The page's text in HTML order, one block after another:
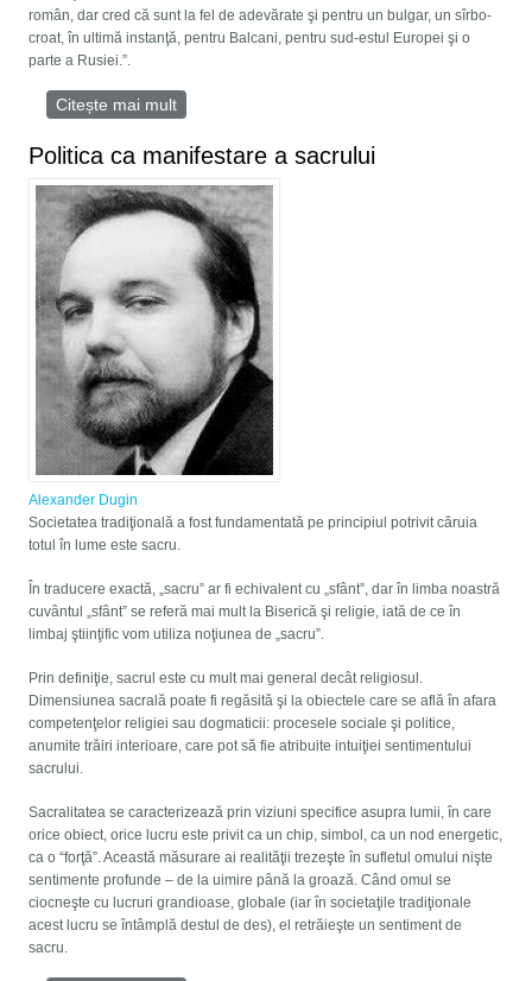
român, dar cred că sunt la fel de adevărate şi pentru un bulgar, un sîrbo-
croat, în ultimă instanţă, pentru Balcani, pentru sud-estul Europei şi o
parte a Rusiei.”.
Citește mai mult
Politica ca manifestare a sacrului
Alexander Dugin
Societatea tradiţională a fost fundamentată pe principiul potrivit căruia
totul în lume este sacru.
În traducere exactă, „sacru” ar fi echivalent cu „sfânt”, dar în limba noastră
cuvântul „sfânt” se referă mai mult la Biserică şi religie, iată de ce în
limbaj ştiinţific vom utiliza noţiunea de „sacru”.
Prin definiţie, sacrul este cu mult mai general decât religiosul.
Dimensiunea sacrală poate fi regăsită şi la obiectele care se află în afara
competenţelor religiei sau dogmaticii: procesele sociale şi politice,
anumite trăiri interioare, care pot să fie atribuite intuiţiei sentimentului
sacrului.
Sacralitatea se caracterizează prin viziuni specifice asupra lumii, în care
orice obiect, orice lucru este privit ca un chip, simbol, ca un nod energetic,
ca o “forţă”. Această măsurare ai realităţii trezeşte în sufletul omului nişte
sentimente profunde – de la uimire până la groază. Când omul se
ciocneşte cu lucruri grandioase, globale (iar în societaţile tradiţionale
acest lucru se întâmplă destul de des), el retrăieşte un sentiment de
sacru.